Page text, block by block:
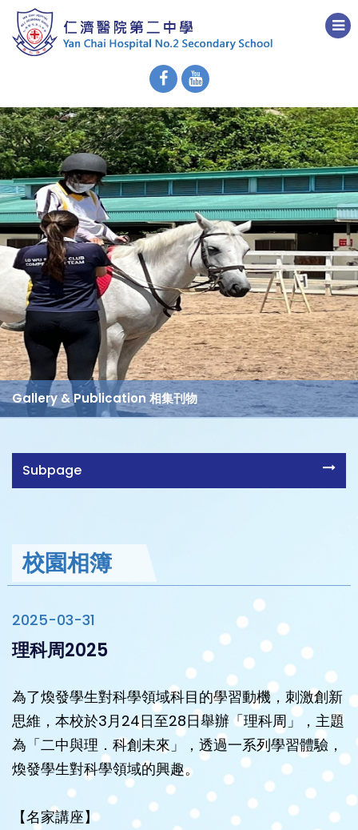
Gallery & Publication 相集刊物
Subpage
校園相簿
2025-03-31
理科周2025
為了煥發學生對科學領域科目的學習動機，刺激創新
思維，本校於3月24日至28日舉辦「理科周」，主題
為「二中與理．科創未來」，透過一系列學習體驗，
煥發學生對科學領域的興趣。
【名家講座】